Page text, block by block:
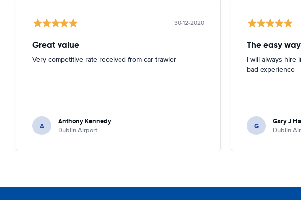
30-12-2020
Great value
Very competitive rate received from car trawler
A Anthony Kennedy
Dublin Airport
I will always hire
bad experience
G Gary J
Dublin